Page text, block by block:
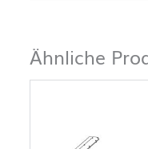
Ähnliche